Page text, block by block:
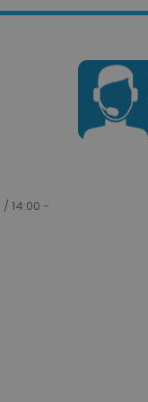
14:00 -
attiva la pulizia della
Quando il cookie viene
back-end,
la memoria locale e
su true.
per una facile
dei prodotti